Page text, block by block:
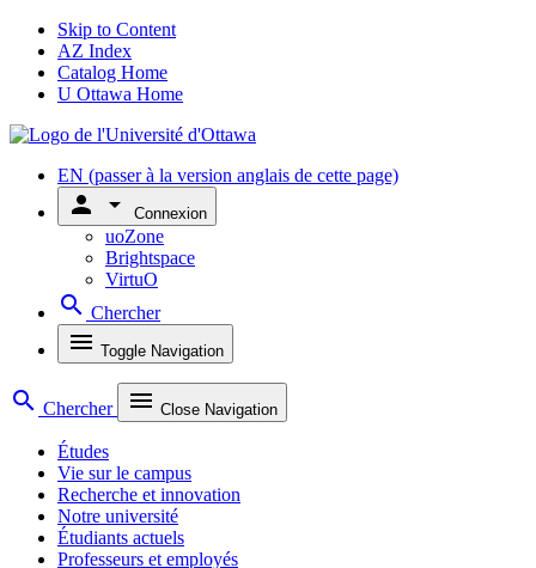
Skip to Content
AZ Index
Catalog Home
U Ottawa Home
EN (passer à la version anglais de cette page)
person arrow_drop_down Connexion
uoZone
Brightspace
VirtuO
search Chercher
menu Toggle Navigation
search Chercher menu Close Navigation
Études
Vie sur le campus
Recherche et innovation
Notre université
Étudiants actuels
Professeurs et employés